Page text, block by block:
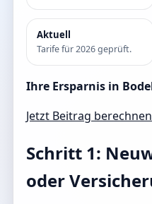
Aktuell
Tarife für 2026 geprüft.
Ihre Ersparnis in
Jetzt Beitrag berechnen
Schritt 1:
oder